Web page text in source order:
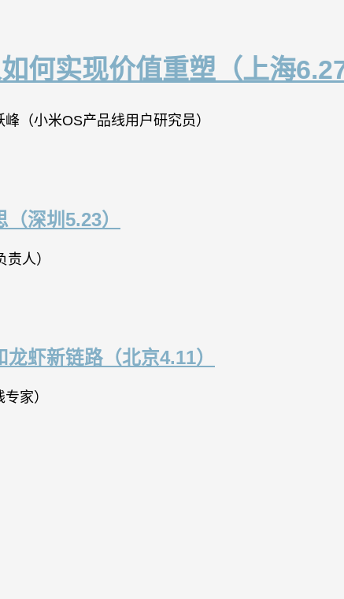
何实现价值重塑（上海
（小米OS产品线用户研究员）
深圳5.23）
人）
虾新链路（北京4.11）
家）